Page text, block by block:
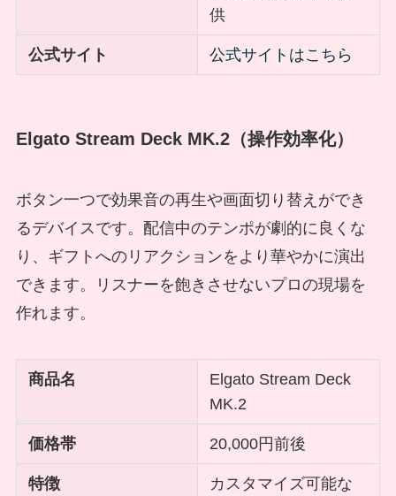
供
公式サイト 公式サイトはこちら
Elgato Stream Deck MK.2（操作効率化）
ボタン一つで効果音の再生や画面切り替えができ
るデバイスです。配信中のテンポが劇的に良くな
り、ギフトへのリアクションをより華やかに演出
できます。リスナーを飽きさせないプロの現場を
作れます。
商品名
Elgato Stream Deck
MK.2
価格帯 20,000円前後
特徴 カスタマイズ可能な